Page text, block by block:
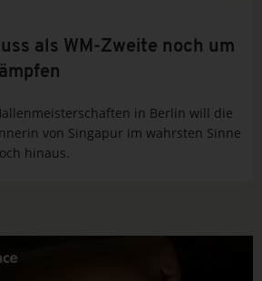
als WM-Zweite noch um
in Berlin will die
von Singapur im wahrsten Sinne
hinaus.